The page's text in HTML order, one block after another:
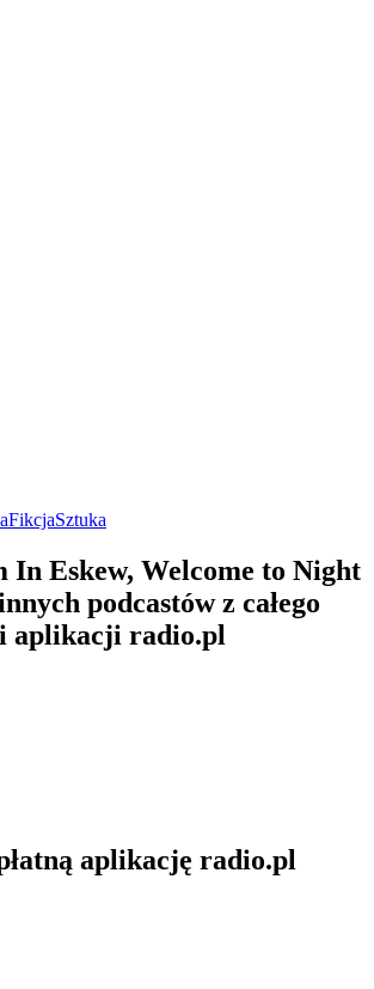
FikcjaSztuka
In Eskew, Welcome to Night
podcastów z całego
aplikacji radio.pl
aplikację radio.pl